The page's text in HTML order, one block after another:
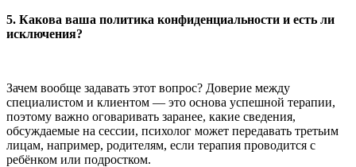
5. Какова ваша политика конфиденциальности и есть ли
исключения?
Зачем вообще задавать этот вопрос? Доверие между
специалистом и клиентом — это основа успешной терапии,
поэтому важно оговаривать заранее, какие сведения,
обсуждаемые на сессии, психолог может передавать третьим
лицам, например, родителям, если терапия проводится с
ребёнком или подростком.